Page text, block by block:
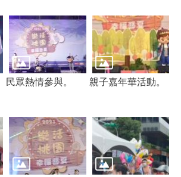
民眾熱情參與。 親子嘉年華活動。